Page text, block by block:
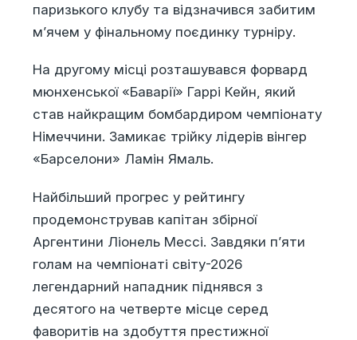
паризького клубу та відзначився забитим
м’ячем у фінальному поєдинку турніру.
На другому місці розташувався форвард
мюнхенської «Баварії» Гаррі Кейн, який
став найкращим бомбардиром чемпіонату
Німеччини. Замикає трійку лідерів вінгер
«Барселони» Ламін Ямаль.
Найбільший прогрес у рейтингу
продемонстрував капітан збірної
Аргентини Ліонель Мессі. Завдяки п’яти
голам на чемпіонаті світу-2026
легендарний нападник піднявся з
десятого на четверте місце серед
фаворитів на здобуття престижної